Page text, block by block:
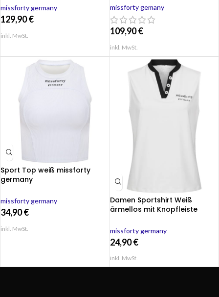
missforty germany
129,90€
inkl. MwSt.
missforty gemany
109,90€
inkl. MwSt.
Sport Top weiß missforty
germany
missforty germany
34,90€
inkl. MwSt.
Damen Sportshirt Weiß
ärmellos mit Knopfleiste
missforty germany
24,90€
inkl. MwSt.